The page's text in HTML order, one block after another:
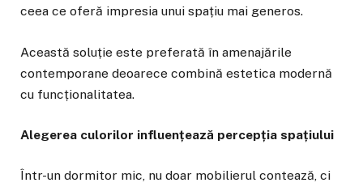
ceea ce oferă impresia unui spațiu mai generos.
Această soluție este preferată în amenajările
contemporane deoarece combină estetica modernă
cu funcționalitatea.
Alegerea culorilor influențează percepția spațiului
Într-un dormitor mic, nu doar mobilierul contează, ci